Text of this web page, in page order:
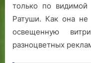
только по
Ратуши. Как она
освещенную
разноцветных